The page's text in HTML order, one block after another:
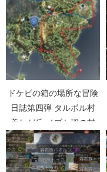
ドケビの箱の場所な冒険
日誌第四弾 タルボル村
美しが丘 ノブセ稲の村
【黒い砂漠Part4556】